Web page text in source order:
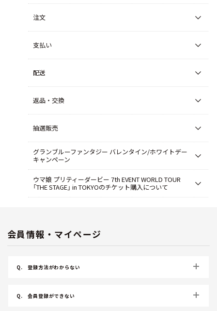
注文
支払い
配送
返品・交換
抽選販売
グランブルーファンタジー バレンタイン/ホワイトデー
キャンペーン
ウマ娘 プリティーダービー 7th EVENT WORLD TOUR
「THE STAGE」 in TOKYOのチケット購入について
会員情報・マイページ
Q. 登録方法がわからない
Q. 会員登録ができない